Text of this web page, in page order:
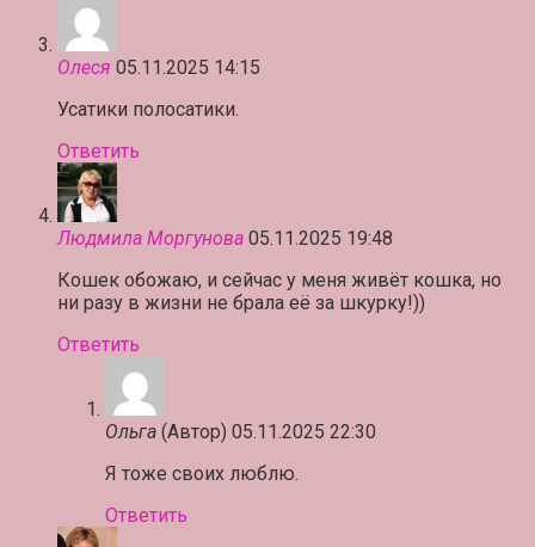
Олеся 05.11.2025 14:15
Усатики полосатики.
Ответить
Людмила Моргунова 05.11.2025 19:48
Кошек обожаю, и сейчас у меня живёт кошка, но
ни разу в жизни не брала её за шкурку!))
Ответить
Ольга (Автор) 05.11.2025 22:30
Я тоже своих люблю.
Ответить